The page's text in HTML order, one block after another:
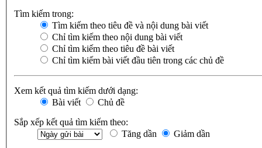
Tìm kiếm trong:
Tìm kiếm theo tiêu đề và nội dung bài viết
Chỉ tìm kiếm theo nội dung bài viết
Chỉ tìm kiếm theo tiêu đề bài viết
Chỉ tìm kiếm bài viết đầu tiên trong các chủ đề
Xem kết quả tìm kiếm dưới dạng:
Bài viết
Chủ đề
Sắp xếp kết quả tìm kiếm theo:
Tăng dần
Giảm dần